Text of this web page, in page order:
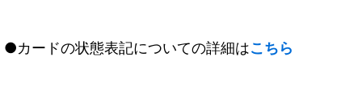
●カードの状態表記についての詳細はこちら